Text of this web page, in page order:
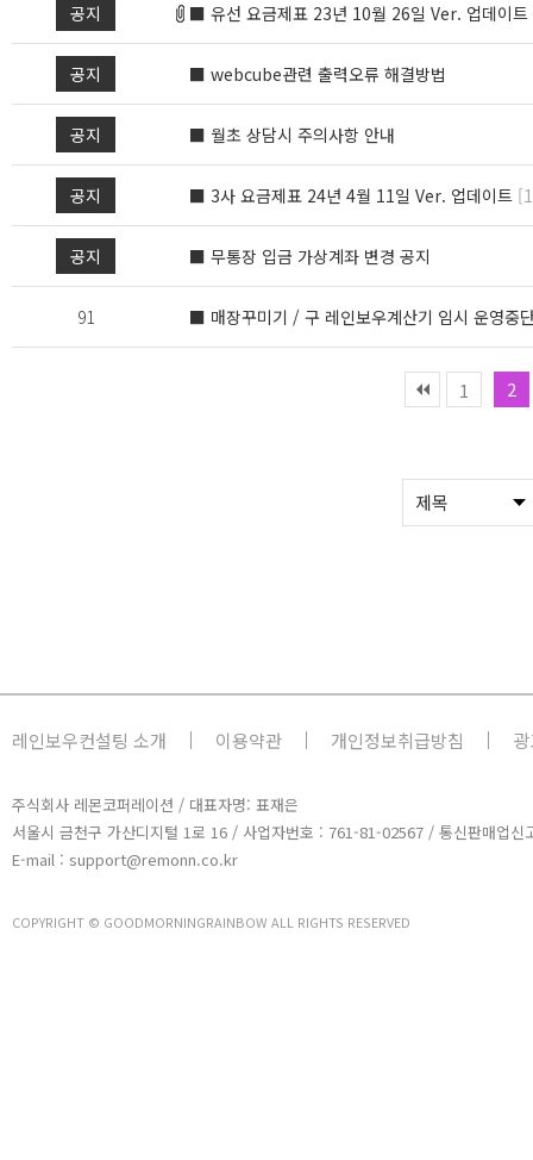
공지 ■ 유선 요금제표 23년 10월 26일 Ver. 업데이트
공지 ■ webcube관련 출력오류 해결방법
공지 ■ 월초 상담시 주의사항 안내
공지 ■ 3사 요금제표 24년 4월 11일 Ver. 업데이트
공지 ■ 무통장 입금 가상계좌 변경 공지
91 ■ 매장꾸미기 / 구 레인보우계산기 임시 운영중
1 2
레인보우컨설팅 소개 이용약관 개인정보취급방침
주식회사 레몬코퍼레이션 / 대표자명: 표재은
서울시 금천구 가산디지털 1로 16 / 사업자번호 : 761-81-02567 / 통신판매업
E-mail : support@remonn.co.kr
COPYRIGHT © GOODMORNINGRAINBOW ALL RIGHTS RESERVED